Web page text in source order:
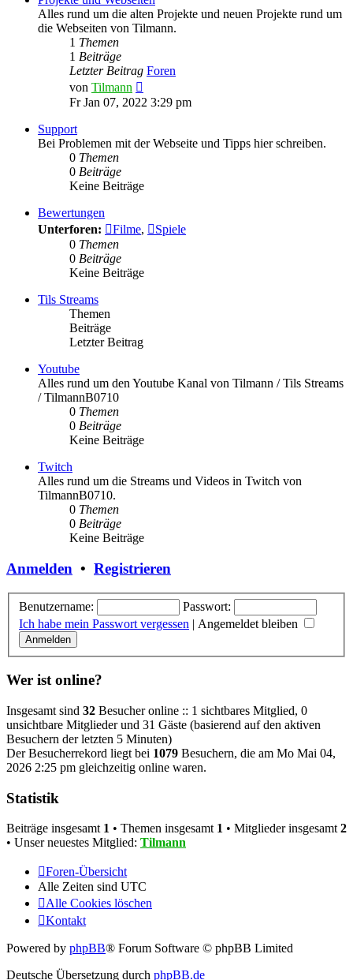
Alles rund um die alten Projekte und neuen Projekte rund um
die Webseiten von Tilmann.
1 Themen
1 Beiträge
Letzter Beitrag Foren
von Tilmann
Beitrag
Fr Jan 07, 2022 3:29 pm
Support
Bei Problemen mit der Webseite und Tipps hier schreiben.
0 Themen
0 Beiträge
Keine Beiträge
Bewertungen
Unterforen:
Filme,
Spiele
0 Themen
0 Beiträge
Keine Beiträge
Tils Streams
Themen
Beiträge
Letzter Beitrag
Youtube
Alles rund um den Youtube Kanal von Tilmann / Tils Streams
/ TilmannB0710
0 Themen
0 Beiträge
Keine Beiträge
Twitch
Alles rund um die Streams und Videos in Twitch von
TilmannB0710.
0 Themen
0 Beiträge
Keine Beiträge
Anmelden • Registrieren
Benutzername:
Passwort:
Ich habe mein Passwort vergessen | Angemeldet bleiben
Wer ist online?
Insgesamt sind 32 Besucher online :: 1 sichtbares Mitglied, 0
unsichtbare Mitglieder und 31 Gäste (basierend auf den aktiven
Besuchern der letzten 5 Minuten)
Der Besucherrekord liegt bei 1079 Besuchern, die am Mo Mai 04,
2026 2:25 pm gleichzeitig online waren.
Statistik
Beiträge insgesamt 1 • Themen insgesamt 1 • Mitglieder insgesamt 2
• Unser neuestes Mitglied: Tilmann
Foren-Übersicht
Alle Zeiten sind UTC
Alle Cookies löschen
Kontakt
Powered by phpBB® Forum Software © phpBB Limited
Deutsche Übersetzung durch phpBB.de